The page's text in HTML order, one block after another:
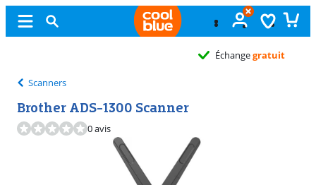
gratuit
Scanners
Brother ADS-1300 Scanner
0 avis